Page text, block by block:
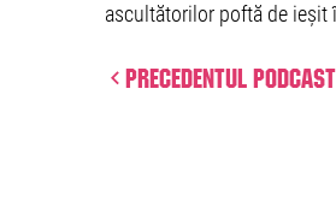
ascultătorilor poftă de ieșit
Precedentul podcast